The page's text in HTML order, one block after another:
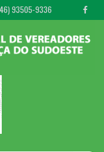
93505-9336